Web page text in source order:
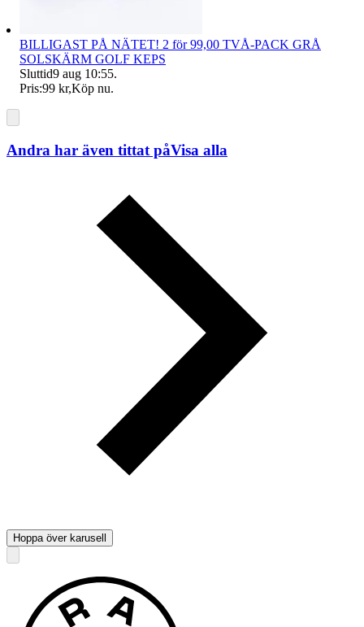
BILLIGAST PÅ NÄTET! 2 för 99,00 TVÅ-PACK GRÅ
SOLSKÄRM GOLF KEPS
Sluttid9 aug 10:55.
Pris:99 kr,Köp nu.
Andra har även tittat påVisa alla
Hoppa över karusell